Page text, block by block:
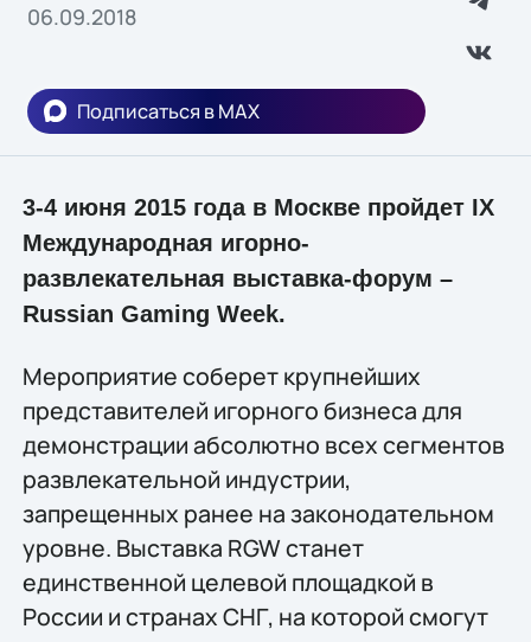
06.09.2018
Подписаться в MAX
3-4 июня 2015 года в Москве пройдет IX
Международная игорно-
развлекательная выставка-форум –
Russian Gaming Week.
Мероприятие соберет крупнейших
представителей игорного бизнеса для
демонстрации абсолютно всех сегментов
развлекательной индустрии,
запрещенных ранее на законодательном
уровне. Выставка RGW станет
единственной целевой площадкой в
России и странах СНГ, на которой смогут